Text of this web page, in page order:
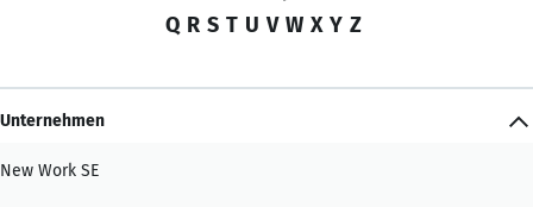
Q R S T U V W X Y Z
Unternehmen
New Work SE